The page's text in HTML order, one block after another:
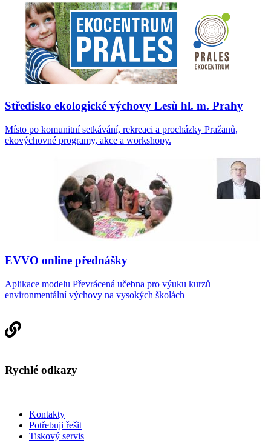
Středisko ekologické výchovy Lesů hl. m. Prahy
Místo po komunitní setkávání, rekreaci a procházky Pražanů,
ekovýchovné programy, akce a workshopy.
EVVO online přednášky
Aplikace modelu Převrácená učebna pro výuku kurzů
environmentální výchovy na vysokých školách
Rychlé odkazy
Kontakty
Potřebuji řešit
Tiskový servis